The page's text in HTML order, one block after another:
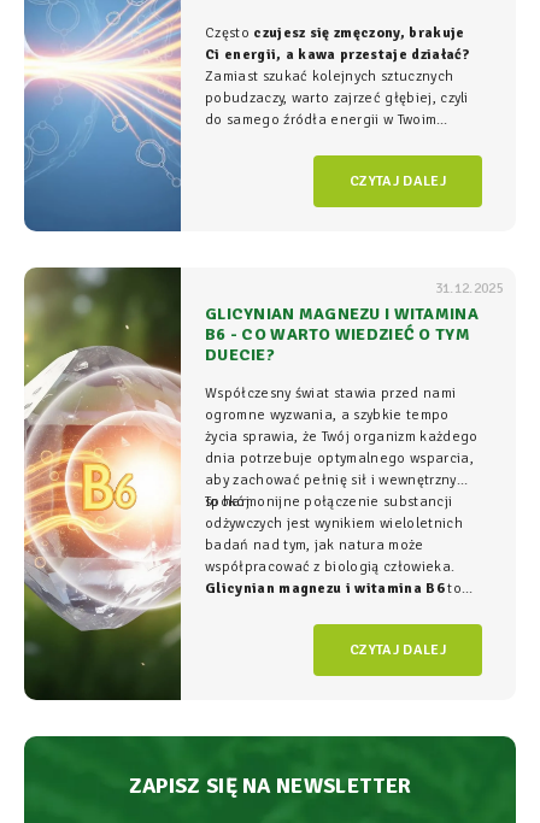
Często czujesz się zmęczony, brakuje
Ci energii, a kawa przestaje działać?
Zamiast szukać kolejnych sztucznych
pobudzaczy, warto zajrzeć głębiej, czyli
do samego źródła energii w Twoim
komórkowym rozgrywa się cała
CZYTAJ DALEJ
31.12.2025
GLICYNIAN MAGNEZU I WITAMINA
B6 - CO WARTO WIEDZIEĆ O TYM
DUECIE?
Współczesny świat stawia przed nami
ogromne wyzwania, a szybkie tempo
życia sprawia, że Twój organizm każdego
dnia potrzebuje optymalnego wsparcia,
aby zachować pełnię sił i wewnętrzny
spokój.
To harmonijne połączenie substancji
odżywczych jest wynikiem wieloletnich
badań nad tym, jak natura może
współpracować z biologią człowieka.
Glicynian magnezu i witamina B6to
fundament świadomego wspierania
organizmu, łączący wysoką skuteczność z
najwyższym bezpieczeństwem
CZYTAJ DALEJ
ZAPISZ SIĘ NA NEWSLETTER